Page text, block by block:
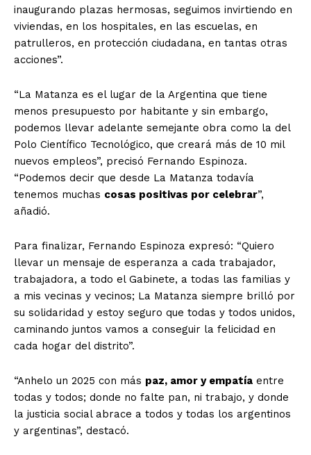
inaugurando plazas hermosas, seguimos invirtiendo en
viviendas, en los hospitales, en las escuelas, en
patrulleros, en protección ciudadana, en tantas otras
acciones”.
“La Matanza es el lugar de la Argentina que tiene
menos presupuesto por habitante y sin embargo,
podemos llevar adelante semejante obra como la del
Polo Científico Tecnológico, que creará más de 10 mil
nuevos empleos”, precisó Fernando Espinoza.
“Podemos decir que desde La Matanza todavía
tenemos muchas cosas positivas por celebrar”,
añadió.
Para finalizar, Fernando Espinoza expresó: “Quiero
llevar un mensaje de esperanza a cada trabajador,
trabajadora, a todo el Gabinete, a todas las familias y
a mis vecinas y vecinos; La Matanza siempre brilló por
su solidaridad y estoy seguro que todas y todos unidos,
caminando juntos vamos a conseguir la felicidad en
cada hogar del distrito”.
“Anhelo un 2025 con más paz, amor y empatía entre
todas y todos; donde no falte pan, ni trabajo, y donde
la justicia social abrace a todos y todas los argentinos
y argentinas”, destacó.